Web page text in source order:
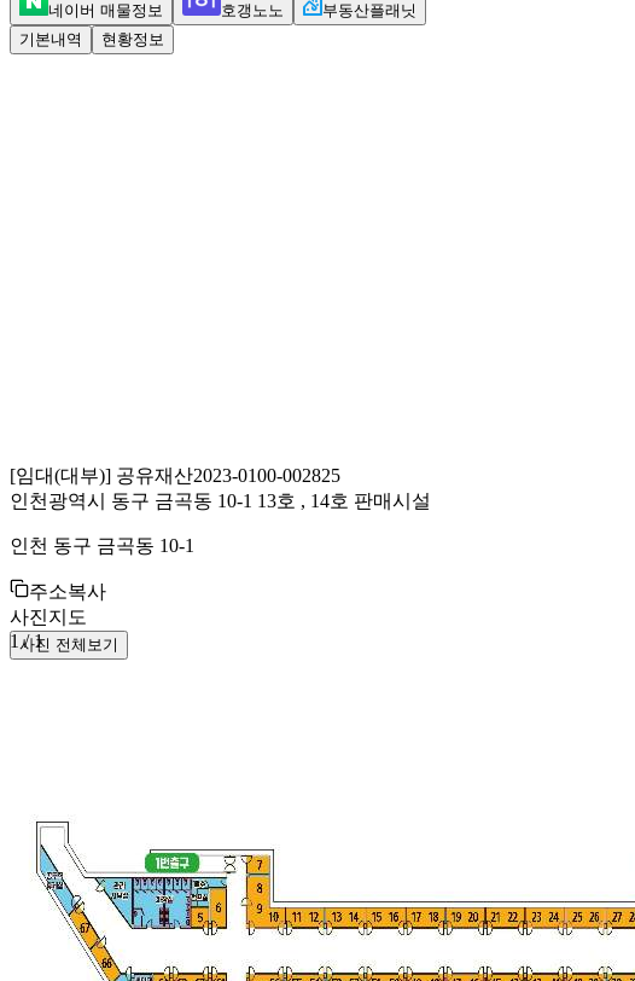
네이버 매물정보 호갱노노
부동산플래닛
기본내역
현황정보
[임대(대부)] 공유재산2023-0100-002825
인천광역시 동구 금곡동 10-1 13호 , 14호 판매시설
인천 동구 금곡동 10-1
주소복사
사진지도
1 /1
사진 전체보기